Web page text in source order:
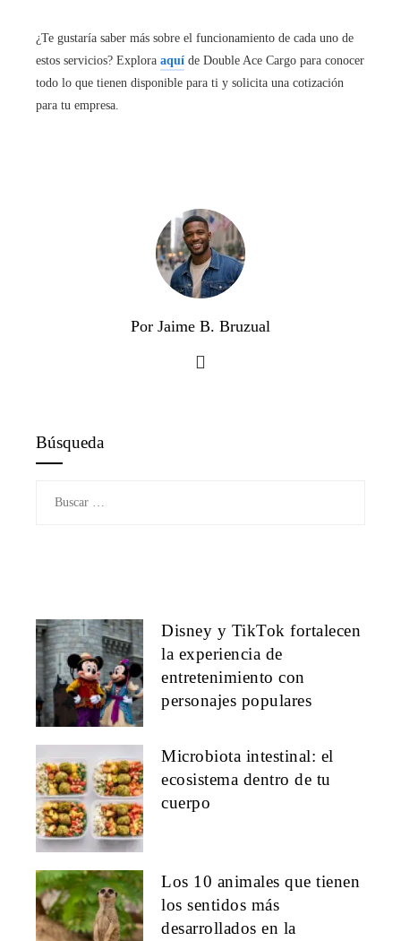
¿Te gustaría saber más sobre el funcionamiento de cada uno de
estos servicios? Explora aquí de Double Ace Cargo para conocer
todo lo que tienen disponible para ti y solicita una cotización
para tu empresa.
Por Jaime B. Bruzual
Búsqueda
Disney y TikTok fortalecen
la experiencia de
entretenimiento con
personajes populares
Microbiota intestinal: el
ecosistema dentro de tu
cuerpo
Los 10 animales que tienen
los sentidos más
desarrollados en la